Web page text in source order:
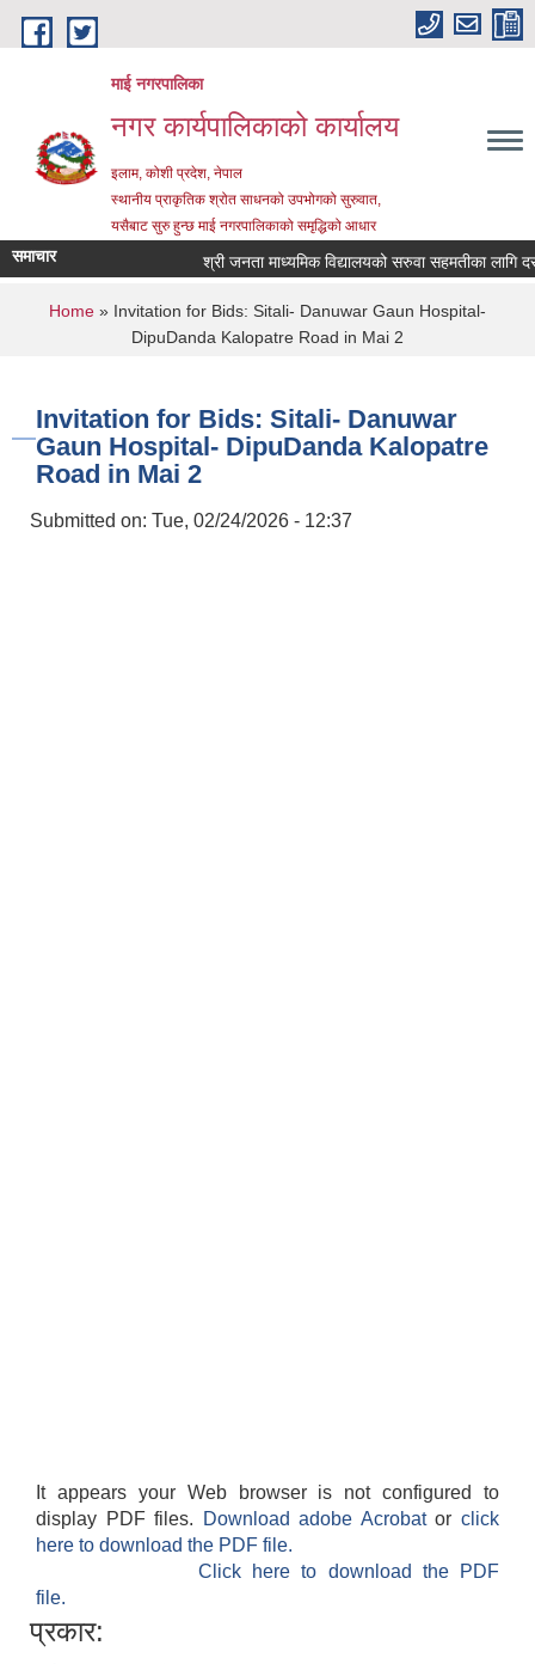
Skip to main content
माई नगरपालिका
नगर कार्यपालिकाको कार्यालय
इलाम, कोशी प्रदेश, नेपाल
स्थानीय प्राकृतिक श्रोत साधनको उपभोगको सुरुवात,
यसैबाट सुरु हुन्छ माई नगरपालिकाको समृद्धिको आधार
समाचार श्री जनता माध्यमिक विद्यालयको सरुवा सहमतीका लागि
You are here
Home » Invitation for Bids: Sitali- Danuwar Gaun Hospital-
DipuDanda Kalopatre Road in Mai 2
Invitation for Bids: Sitali- Danuwar
Gaun Hospital- DipuDanda Kalopatre
Road in Mai 2
Submitted on: Tue, 02/24/2026 - 12:37
It appears your Web browser is not configured to
display PDF files.
Download adobe Acrobatorclick
here to download the PDF file.
Click here to download the PDF
file.
प्रकार: